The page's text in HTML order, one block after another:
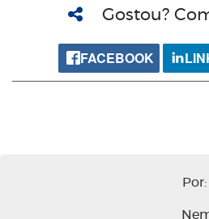
Gostou?
FACEBOOK
Por: